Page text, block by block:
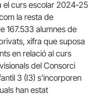
el curs escolar 2024-25
la resta de
167.533 alumnes de
xifra que suposa
en relació al curs
del Consorci
3 (I3) s’incorporen
han estat